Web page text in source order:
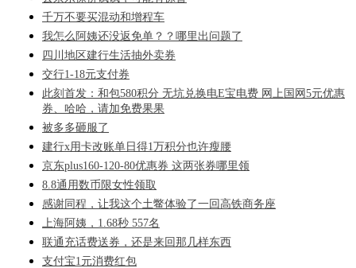
千万不要买混动和增程车
我怎么阿姨还没返免单？？哪里出问题了
四川地区建行生活抽外卖券
交行1-18元支付券
此刻首发：和包580积分 无坑兑换电E宝电费 网上国网5元优惠
券、哈哈，请加免费果果
被多多砸服了
建行x用卡改账单日得1万积分也许瘦腰
京东plus160-120-80优惠券 这两张券哪里领
8.8通用数币限女性领取
感谢同程，让我这个土鳖体验了一回高铁商务座
上海阿姨，1.68秒 557名
联通充话费送券，还是来回那几样东西
支付宝1元消费红包